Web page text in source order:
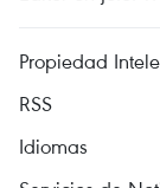
Propiedad
RSS
Idiomas